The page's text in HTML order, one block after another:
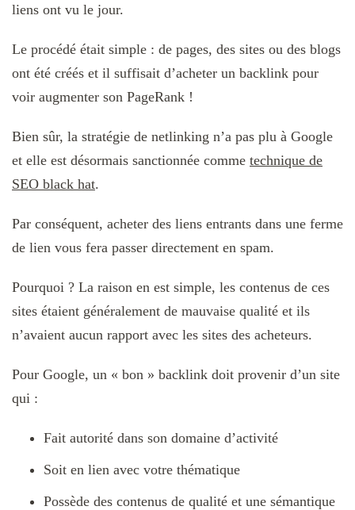
liens ont vu le jour.
Le procédé était simple : de pages, des sites ou des blogs
ont été créés et il suffisait d’acheter un backlink pour
voir augmenter son PageRank !
Bien sûr, la stratégie de netlinking n’a pas plu à Google
et elle est désormais sanctionnée comme technique de
SEO black hat.
Par conséquent, acheter des liens entrants dans une ferme
de lien vous fera passer directement en spam.
Pourquoi ? La raison en est simple, les contenus de ces
sites étaient généralement de mauvaise qualité et ils
n’avaient aucun rapport avec les sites des acheteurs.
Pour Google, un « bon » backlink doit provenir d’un site
qui :
Fait autorité dans son domaine d’activité
Soit en lien avec votre thématique
Possède des contenus de qualité et une sémantique